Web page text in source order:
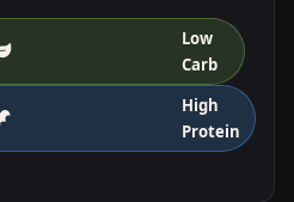
Low
Carb
High
Protein